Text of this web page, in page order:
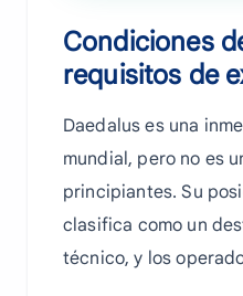
Condiciones
requisitos de
Daedalus es una
mundial, pero no es
principiantes. Su
clasifica como un
técnico, y los